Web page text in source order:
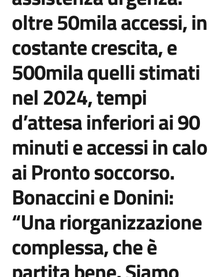
oltre 50mila accessi, in
costante crescita, e
500mila quelli stimati
nel 2024, tempi
d’attesa inferiori ai 90
minuti e accessi in calo
ai Pronto soccorso.
Bonaccini e Donini:
“Una riorganizzazione
complessa, che è